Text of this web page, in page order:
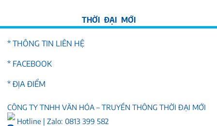
* THÔNG TIN LIÊN HỆ
* FACEBOOK
* ĐỊA ĐIỂM
CÔNG TY TNHH VĂN HÓA – TRUYỀN THÔNG THỜI ĐẠI MỚI
Hotline | Zalo: 0813 399 582